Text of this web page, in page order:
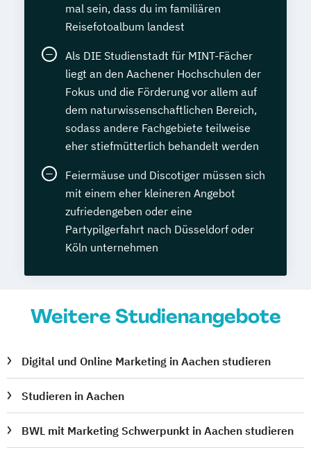
mal sein, dass du im familiären
Reisefotoalbum landest
Als DIE Studienstadt für MINT-Fächer
liegt an den Aachener Hochschulen der
Fokus und die Förderung vor allem auf
dem naturwissenschaftlichen Bereich,
sodass andere Fachgebiete teilweise
eher stiefmütterlich behandelt werden
Feiermäuse und Discotiger müssen sich
mit einem eher kleineren Angebot
zufriedengeben oder eine
Partypilgerfahrt nach Düsseldorf oder
Köln unternehmen
Weitere Studienangebote
Digital und Online Marketing in Aachen studieren
Studieren in Aachen
BWL mit Marketing Schwerpunkt in Aachen studieren